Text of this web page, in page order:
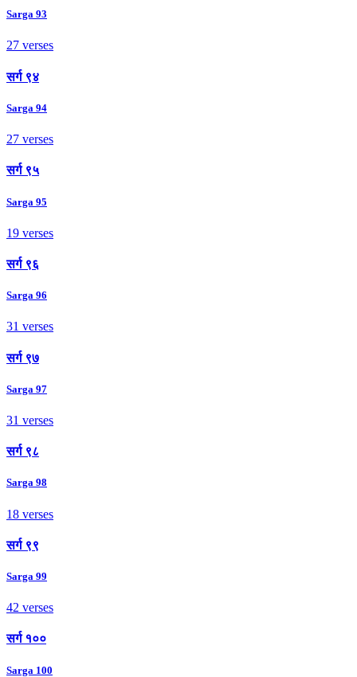
Sarga 93
27 verses
सर्ग ९४
Sarga 94
27 verses
सर्ग ९५
Sarga 95
19 verses
सर्ग ९६
Sarga 96
31 verses
सर्ग ९७
Sarga 97
31 verses
सर्ग ९८
Sarga 98
18 verses
सर्ग ९९
Sarga 99
42 verses
सर्ग १००
Sarga 100